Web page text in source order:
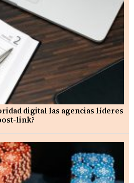
digital las agencias líderes
link?